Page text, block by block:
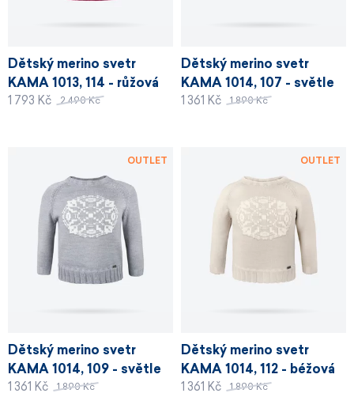
Dětský merino svetr
KAMA 1013, 114 - růžová
1 793 Kč 2 490 Kč
Dětský merino svetr
KAMA 1014, 107 - světle
modrá
1 361 Kč 1 890 Kč
Dětský merino svetr
KAMA 1014, 109 - světle
šedá
1 361 Kč 1 890 Kč
OUTLET
Dětský merino svetr
KAMA 1014, 112 - béžová
1 361 Kč 1 890 Kč
OUTLET